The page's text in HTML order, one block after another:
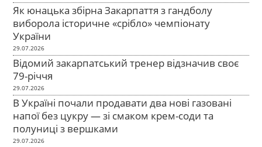
Як юнацька збірна Закарпаття з гандболу
виборола історичне «срібло» чемпіонату
України
29.07.2026
Відомий закарпатський тренер відзначив своє
79-річчя
29.07.2026
В Україні почали продавати два нові газовані
напої без цукру — зі смаком крем-соди та
полуниці з вершками
29.07.2026